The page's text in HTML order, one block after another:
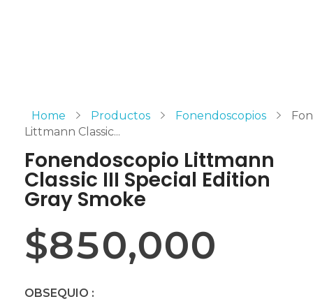
Home Productos Fonendoscopios
Littmann Classic...
Fonendoscopio Littmann
Classic III Special Edition
Gray Smoke
$850,000
OBSEQUIO :